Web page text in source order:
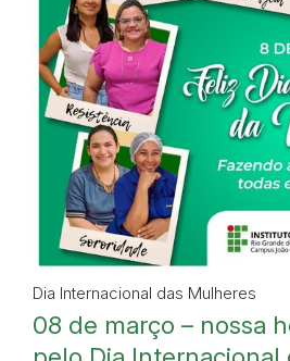
Dia Internacional das Mulheres
08 de março – nossa